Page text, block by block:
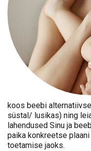
koos beebi
süstal/ lusikas) ning
lahendused Sinu ja
paika konkreetse
toetamise jaoks.